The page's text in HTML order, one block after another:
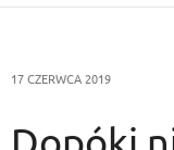
17 CZERWCA 2019